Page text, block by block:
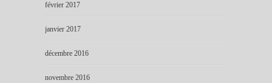
février 2017
janvier 2017
décembre 2016
novembre 2016